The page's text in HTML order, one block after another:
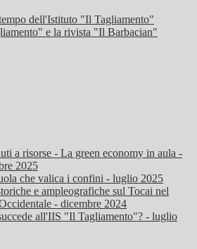
dell'Istituto "Il Tagliamento"
e la rivista "Il Barbacian"
a risorse - La green economy in aula -
2025
che valica i confini - luglio 2025
e ampleografiche sul Tocai nel
- dicembre 2024
all'IIS "Il Tagliamento"? - luglio